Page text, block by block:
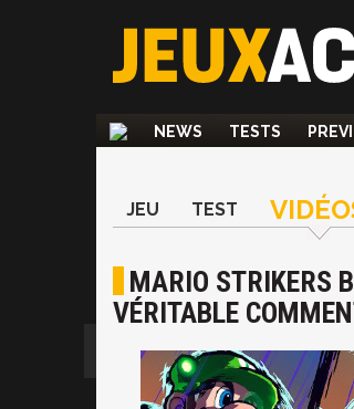
NEWS TESTS
JEU TEST
MARIO STRIKERS
VÉRITABLE